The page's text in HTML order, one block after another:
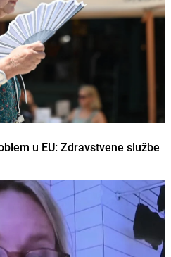
u EU: Zdravstvene službe